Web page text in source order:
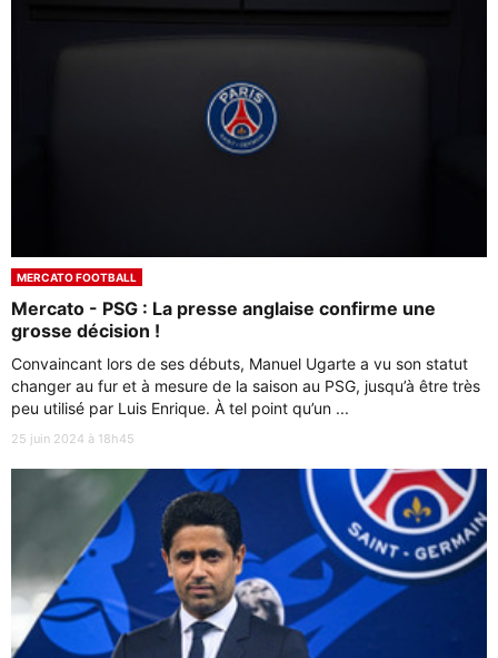
MERCATO FOOTBALL
Mercato - PSG : La presse anglaise confirme une
grosse décision !
Convaincant lors de ses débuts, Manuel Ugarte a vu son statut
changer au fur et à mesure de la saison au PSG, jusqu’à être très
peu utilisé par Luis Enrique. À tel point qu’un ...
25 juin 2024 à 18h45